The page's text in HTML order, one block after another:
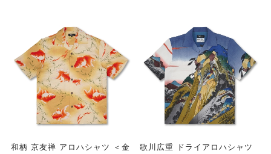
和柄 京友禅 アロハシャツ ＜金
歌川広重 ドライアロハシャツ